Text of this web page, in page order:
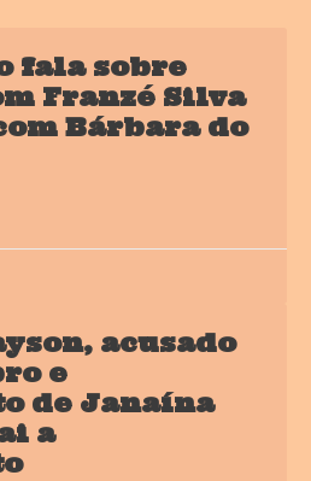
fala sobre
Franzé Silva
Bárbara do
acusado
e
de Janaína
a